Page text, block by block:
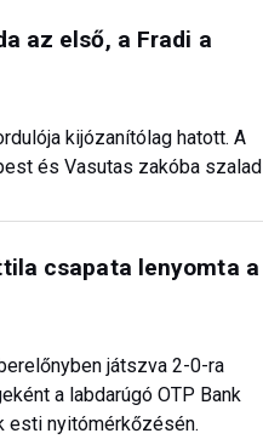
az első, a Fradi a
kijózanítólag hatott. A
és Vasutas zakóba szalad
csapata lenyomta a
játszva 2-0-ra
a labdarúgó OTP Bank
esti nyitómérkőzésén.